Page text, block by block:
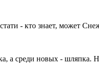
- кто знает, может
среди новых - шляпка.